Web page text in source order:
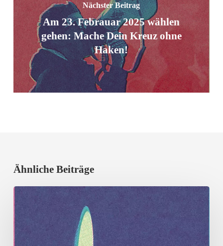
Nächster Beitrag
Am 23. Febrauar 2025 wählen
gehen: Mache Dein Kreuz ohne
Haken!
Ähnliche Beiträge
Lichter
gegen
Vergessen